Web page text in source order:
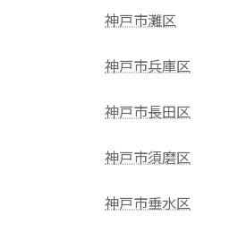
神戸市灘区
神戸市兵庫区
神戸市長田区
神戸市須磨区
神戸市垂水区